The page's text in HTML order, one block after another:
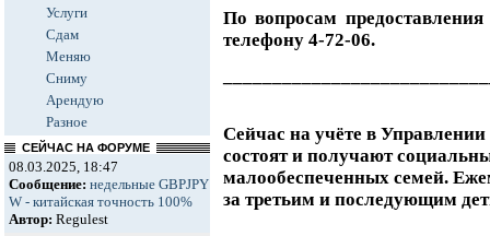
Услуги
Сдам
Меняю
Сниму
Арендую
Разное
СЕЙЧАС НА ФОРУМЕ
08.03.2025, 18:47
Сообщение: недельные GBPJPY
W - китайская точность 100%
Автор: Regulest
По вопросам
телефону 4-72-06.
Сейчас на учёте в
состоят и получают
малообеспеченных семей.
за третьим и последующим